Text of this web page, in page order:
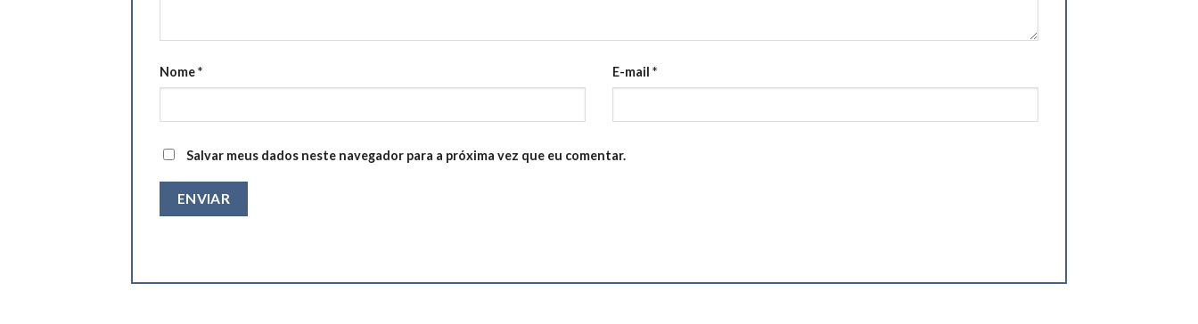
Nome* E-mail *
Salvar meus dados neste navegador para a próxima vez que eu comentar.